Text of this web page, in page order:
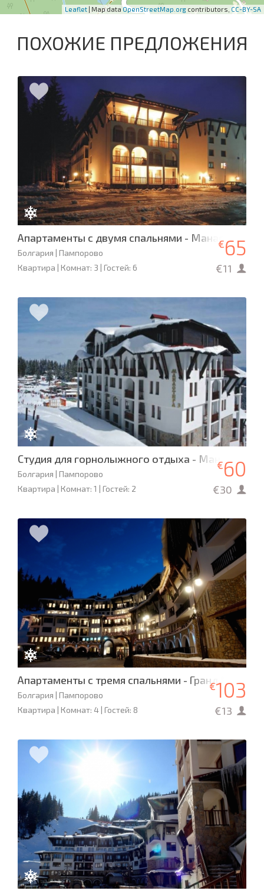
Leaflet | Map data OpenStreetMap.org contributors, CC-BY-SA
ПОХОЖИЕ ПРЕДЛОЖЕНИЯ
Апартаменты с двумя спальнями - Манастира 2
Болгария | Пампорово
Квартира | Комнат: 3 | Гостей: 6
€65
€11
Студия для горнолыжного отдыха - Манастира 3
Болгария | Пампорово
Квартира | Комнат: 1 | Гостей: 2
€60
€30
Апартаменты с тремя спальнями - Гранд
Болгария | Пампорово
Квартира | Комнат: 4 | Гостей: 8
€103
€13